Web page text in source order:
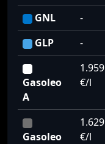
GNL
-
GLP
-
Gasoleo
A
1.959
€/l
Gasoleo
1.629
€/l